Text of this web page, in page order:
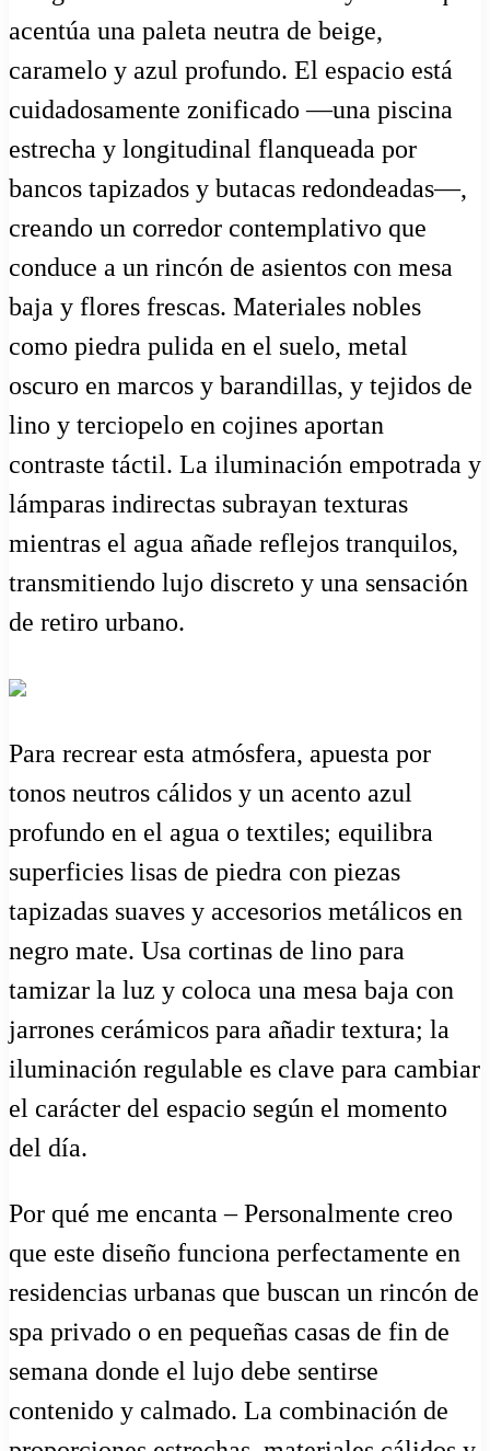
acentúa una paleta neutra de beige,
caramelo y azul profundo. El espacio está
cuidadosamente zonificado —una piscina
estrecha y longitudinal flanqueada por
bancos tapizados y butacas redondeadas—,
creando un corredor contemplativo que
conduce a un rincón de asientos con mesa
baja y flores frescas. Materiales nobles
como piedra pulida en el suelo, metal
oscuro en marcos y barandillas, y tejidos de
lino y terciopelo en cojines aportan
contraste táctil. La iluminación empotrada y
lámparas indirectas subrayan texturas
mientras el agua añade reflejos tranquilos,
transmitiendo lujo discreto y una sensación
de retiro urbano.
Para recrear esta atmósfera, apuesta por
tonos neutros cálidos y un acento azul
profundo en el agua o textiles; equilibra
superficies lisas de piedra con piezas
tapizadas suaves y accesorios metálicos en
negro mate. Usa cortinas de lino para
tamizar la luz y coloca una mesa baja con
jarrones cerámicos para añadir textura; la
iluminación regulable es clave para cambiar
el carácter del espacio según el momento
del día.
Por qué me encanta – Personalmente creo
que este diseño funciona perfectamente en
residencias urbanas que buscan un rincón de
spa privado o en pequeñas casas de fin de
semana donde el lujo debe sentirse
contenido y calmado. La combinación de